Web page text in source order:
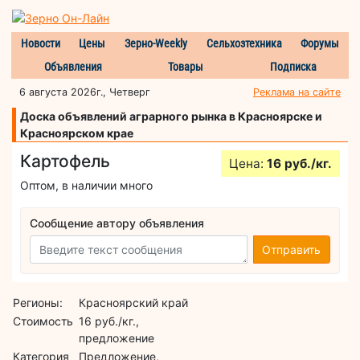
Новости Цены Зерно-Weekly Сельхозтехника
Форумы
Объявления
Товары Подписка
6 августа 2026г., Четверг Реклама на сайте
Доска объявлений аграрного рынка в Красноярске и
Красноярском крае
Картофель Цена: 16 руб./кг.
Оптом, в наличии много
Сообщение автору объявления
Отправить
Регионы:
Красноярский край
Стоимость 16 руб./кг.,
предложение
Категория
Предложение,